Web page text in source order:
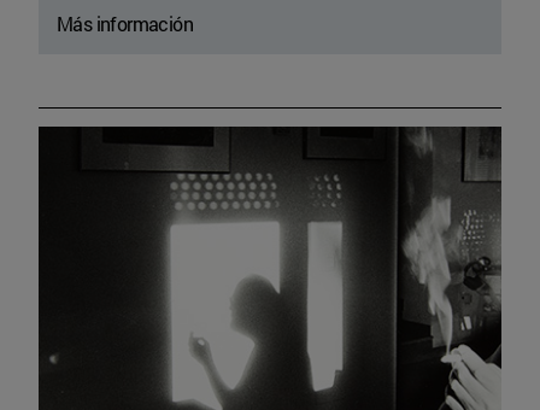
Más información